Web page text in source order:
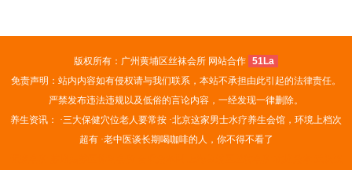
版权所有：广州黄埔区丝袜会所 网站合作 51La
免责声明：站内内容如有侵权请与我们联系，本站不承担由此引起的法律责任。
严禁发布违法违规以及低俗的言论内容，一经发现一律删除。
养生资讯： ·三大保健穴位老人要常按 ·北京这家男士水疗养生会馆，环境上档次
超有·老中医谈长期喝咖啡的人，你不得不看了